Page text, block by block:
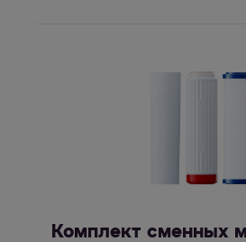
Комплект сменных